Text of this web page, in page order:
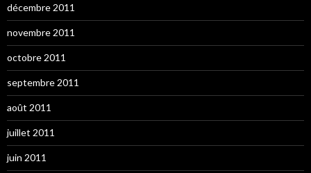
décembre 2011
novembre 2011
octobre 2011
septembre 2011
août 2011
juillet 2011
juin 2011